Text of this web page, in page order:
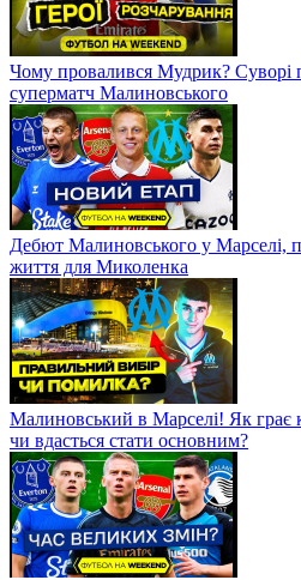
Чому провалився Мудрик? Суворі
суперматч Малиновського
Дебют Малиновського у Марселі,
життя для Миколенка
Малиновський в Марселі! Як грає
чи вдасться стати основним?